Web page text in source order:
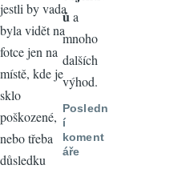
jestli by vada
byla vidět na
fotce jen na
místě, kde je
sklo
poškozené,
nebo třeba
důsledku
ů a
mnoho
dalších
výhod.
Posledn
í
koment
áře